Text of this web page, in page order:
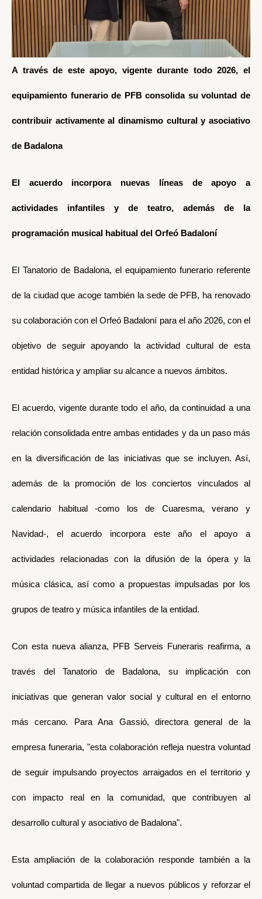
A través de este apoyo, vigente durante todo 2026, el
equipamiento funerario de PFB consolida su voluntad de
contribuir activamente al dinamismo cultural y asociativo
de Badalona
El acuerdo incorpora nuevas líneas de apoyo a
actividades infantiles y de teatro, además de la
programación musical habitual del Orfeó Badaloní
El Tanatorio de Badalona, el equipamiento funerario referente
de la ciudad que acoge también la sede de PFB, ha renovado
su colaboración con el Orfeó Badaloní para el año 2026, con el
objetivo de seguir apoyando la actividad cultural de esta
entidad histórica y ampliar su alcance a nuevos ámbitos.
El acuerdo, vigente durante todo el año, da continuidad a una
relación consolidada entre ambas entidades y da un paso más
en la diversificación de las iniciativas que se incluyen. Así,
además de la promoción de los conciertos vinculados al
calendario habitual -como los de Cuaresma, verano y
Navidad-, el acuerdo incorpora este año el apoyo a
actividades relacionadas con la difusión de la ópera y la
música clásica, así como a propuestas impulsadas por los
grupos de teatro y música infantiles de la entidad.
Con esta nueva alianza, PFB Serveis Funeraris reafirma, a
través del Tanatorio de Badalona, su implicación con
iniciativas que generan valor social y cultural en el entorno
más cercano. Para Ana Gassió, directora general de la
empresa funeraria, "esta colaboración refleja nuestra voluntad
de seguir impulsando proyectos arraigados en el territorio y
con impacto real en la comunidad, que contribuyen al
desarrollo cultural y asociativo de Badalona".
Esta ampliación de la colaboración responde también a la
voluntad compartida de llegar a nuevos públicos y reforzar el